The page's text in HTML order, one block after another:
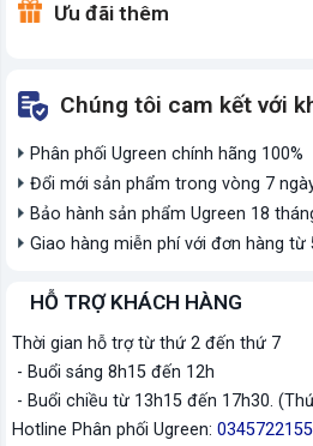
Ưu đãi thêm
Chúng tôi cam kết với
Phân phối Ugreen chính hãng 100%
Đổi mới sản phẩm trong vòng 7
Bảo hành sản phẩm Ugreen 18
Giao hàng miễn phí với đơn hàng từ
HỖ TRỢ KHÁCH HÀNG
Thời gian hỗ trợ từ thứ 2 đến thứ 7
- Buổi sáng 8h15 đến 12h
- Buổi chiều từ 13h15 đến 17h30.
Hotline Phân phối Ugreen: 0345722155